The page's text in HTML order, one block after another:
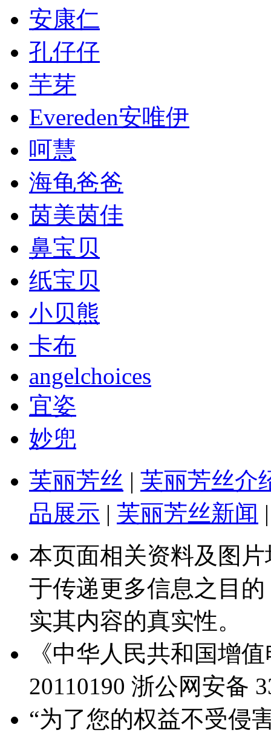
安康仁
孔仔仔
芋芽
Evereden安唯伊
呵慧
海龟爸爸
茵美茵佳
鼻宝贝
纸宝贝
小贝熊
卡布
angelchoices
宜姿
妙兜
芙丽芳丝 | 芙丽芳丝介
品展示 | 芙丽芳丝新闻 |
本页面相关资料及图
于传递更多信息之目
实其内容的真实性。
《中华人民共和国增
20110190 浙公网安备
“为了您的权益不受侵